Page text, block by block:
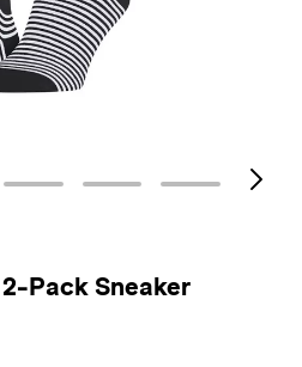
Pack Sneaker